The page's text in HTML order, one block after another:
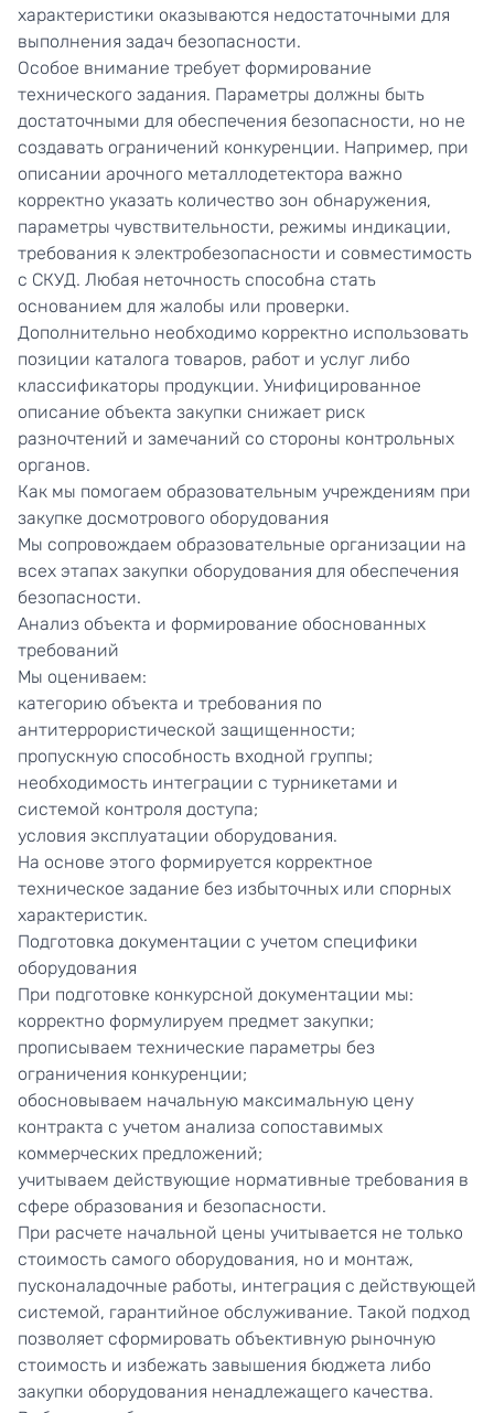
характеристики оказываются недостаточными для
выполнения задач безопасности.
Особое внимание требует формирование
технического задания. Параметры должны быть
достаточными для обеспечения безопасности, но не
создавать ограничений конкуренции. Например, при
описании арочного металлодетектора важно
корректно указать количество зон обнаружения,
параметры чувствительности, режимы индикации,
требования к электробезопасности и совместимость
с СКУД. Любая неточность способна стать
основанием для жалобы или проверки.
Дополнительно необходимо корректно использовать
позиции каталога товаров, работ и услуг либо
классификаторы продукции. Унифицированное
описание объекта закупки снижает риск
разночтений и замечаний со стороны контрольных
органов.
Как мы помогаем образовательным учреждениям при
закупке досмотрового оборудования
Мы сопровождаем образовательные организации на
всех этапах закупки оборудования для обеспечения
безопасности.
Анализ объекта и формирование обоснованных
требований
Мы оцениваем:
категорию объекта и требования по
антитеррористической защищенности;
пропускную способность входной группы;
необходимость интеграции с турникетами и
системой контроля доступа;
условия эксплуатации оборудования.
На основе этого формируется корректное
техническое задание без избыточных или спорных
характеристик.
Подготовка документации с учетом специфики
оборудования
При подготовке конкурсной документации мы:
корректно формулируем предмет закупки;
прописываем технические параметры без
ограничения конкуренции;
обосновываем начальную максимальную цену
контракта с учетом анализа сопоставимых
коммерческих предложений;
учитываем действующие нормативные требования в
сфере образования и безопасности.
При расчете начальной цены учитывается не только
стоимость самого оборудования, но и монтаж,
пусконаладочные работы, интеграция с действующей
системой, гарантийное обслуживание. Такой подход
позволяет сформировать объективную рыночную
стоимость и избежать завышения бюджета либо
закупки оборудования ненадлежащего качества.